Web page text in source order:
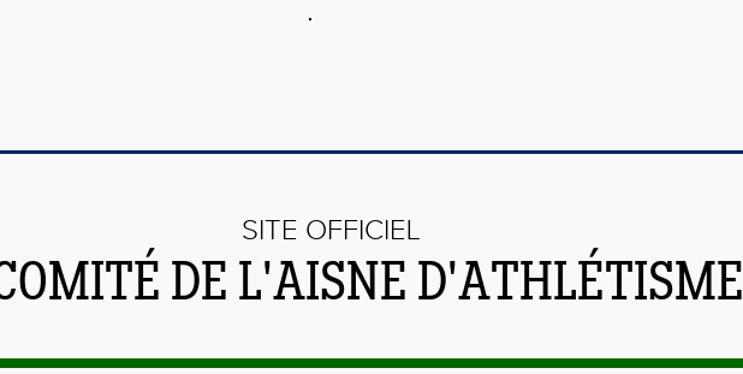
SITE OFFICIEL
DE L'AISNE D'ATHLÉTISME